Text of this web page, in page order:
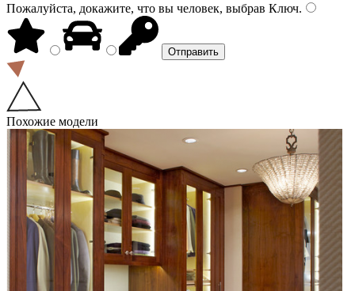
Пожалуйста, докажите, что вы человек, выбрав Ключ.
Похожие модели